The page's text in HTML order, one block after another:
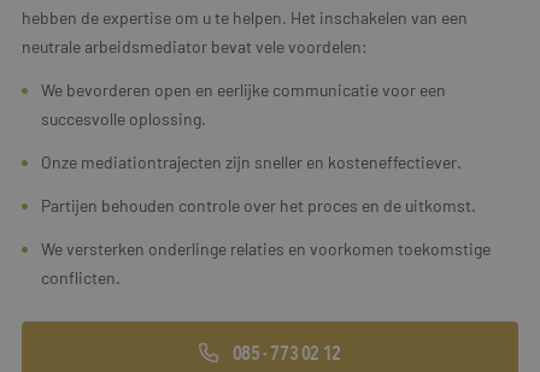
hebben de expertise om u te helpen. Het inschakelen van een
neutrale arbeidsmediator bevat vele voordelen:
We bevorderen open en eerlijke communicatie voor een
succesvolle oplossing.
Onze mediationtrajecten zijn sneller en kosteneffectiever.
Partijen behouden controle over het proces en de uitkomst.
We versterken onderlinge relaties en voorkomen toekomstige
conflicten.
085 - 773 02 12